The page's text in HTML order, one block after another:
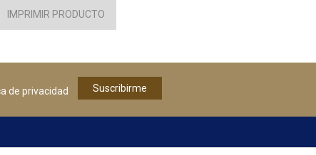
IMPRIMIR PRODUCTO
de privacidad